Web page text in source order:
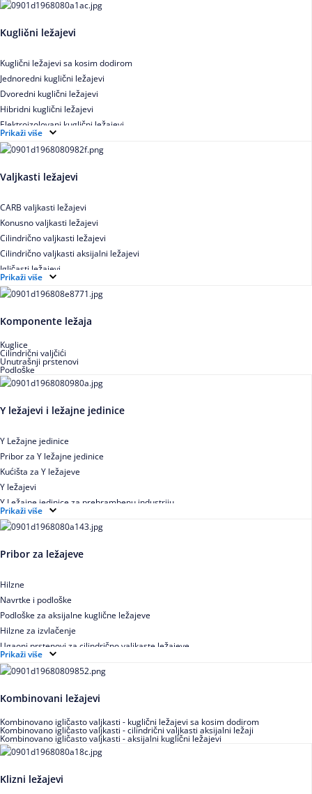
Kuglični ležajevi
Kuglični ležajevi sa kosim dodirom
Jednoredni kuglični ležajevi
Dvoredni kuglični ležajevi
Hibridni kuglični ležajevi
Elektroizolovani kuglični ležajevi
Samopodesivi kuglični ležajevi
Aksijalni kuglični ležajevi
Kuglični ležajevi od nerđajućeg čelika
Prikaži više
Valjkasti ležajevi
CARB valjkasti ležajevi
Konusno valjkasti ležajevi
Cilindrično valjkasti ležajevi
Cilindrično valjkasti aksijalni ležajevi
Igličasti ležajevi
Igličasti aksijalni ležajevi
Buričasti ležajevi
Buričasti zaptiveni ležajevi
Buričasti aksijalni ležajevi
Prikaži više
Komponente ležaja
Kuglice
Cilindrični valjčići
Unutrašnji prstenovi
Podloške
Y ležajevi i ležajne jedinice
Y Ležajne jedinice
Pribor za Y ležajne jedinice
Kućišta za Y ležajeve
Y ležajevi
Y Ležajne jedinice za prehrambenu industriju
Ležajne jedinice sa valjkastim ležajevima
Prikaži više
Pribor za ležajeve
Hilzne
Navrtke i podloške
Podloške za aksijalne kuglične ležajeve
Hilzne za izvlačenje
Ugaoni prstenovi za cilindrično valjkaste ležajeve
Prikaži više
Kombinovani ležajevi
Kombinovano igličasto valjkasti - kuglični ležajevi sa kosim dodirom
Kombinovano igličasto valjkasti - cilindrični valjkasti aksijalni ležaji
Kombinovano igličasto valjkasti - aksijalni kuglični ležajevi
Klizni ležajevi